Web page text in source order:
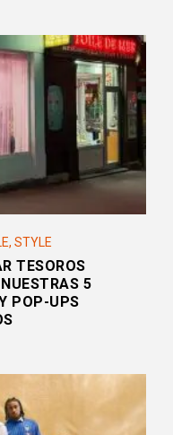
, STYLE
TESOROS
5
POP-UPS